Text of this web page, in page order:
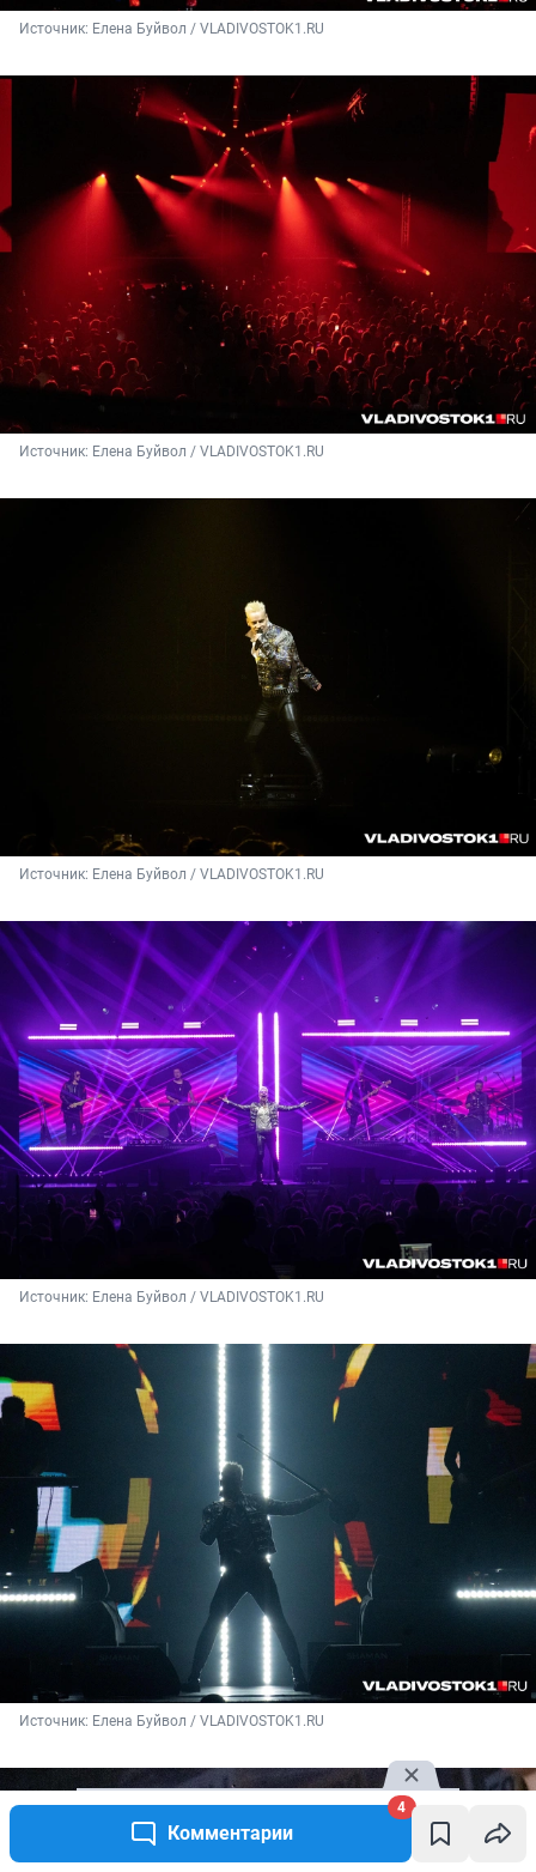
Комментарии
4
Источник: Елена Буйвол / VLADIVOSTOK1.RU
Источник: Елена Буйвол / VLADIVOSTOK1.RU
Источник: Елена Буйвол / VLADIVOSTOK1.RU
Источник: Елена Буйвол / VLADIVOSTOK1.RU
Источник: Елена Буйвол / VLADIVOSTOK1.RU